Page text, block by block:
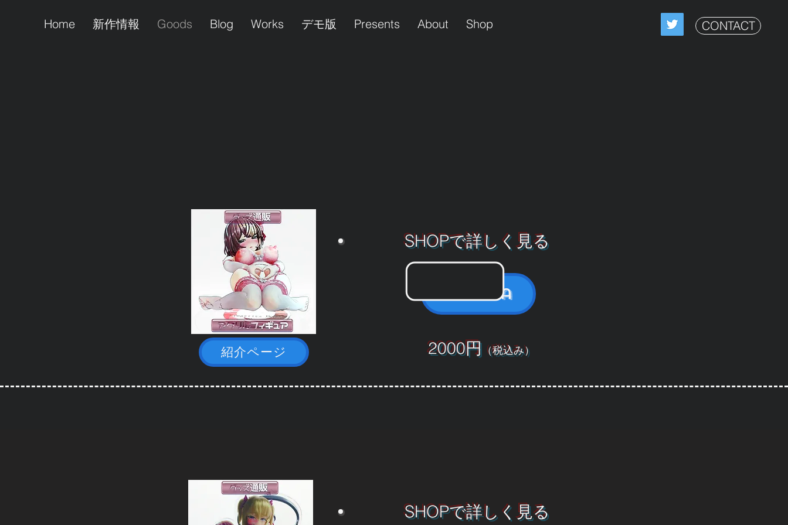
Home 新作情報 Goods Blog Works デモ版 Presents About Shop CONTACT
紹介ページ
Fantia
SHOPで詳しく見る
2000円 （税込み）
SHOPで詳しく見る